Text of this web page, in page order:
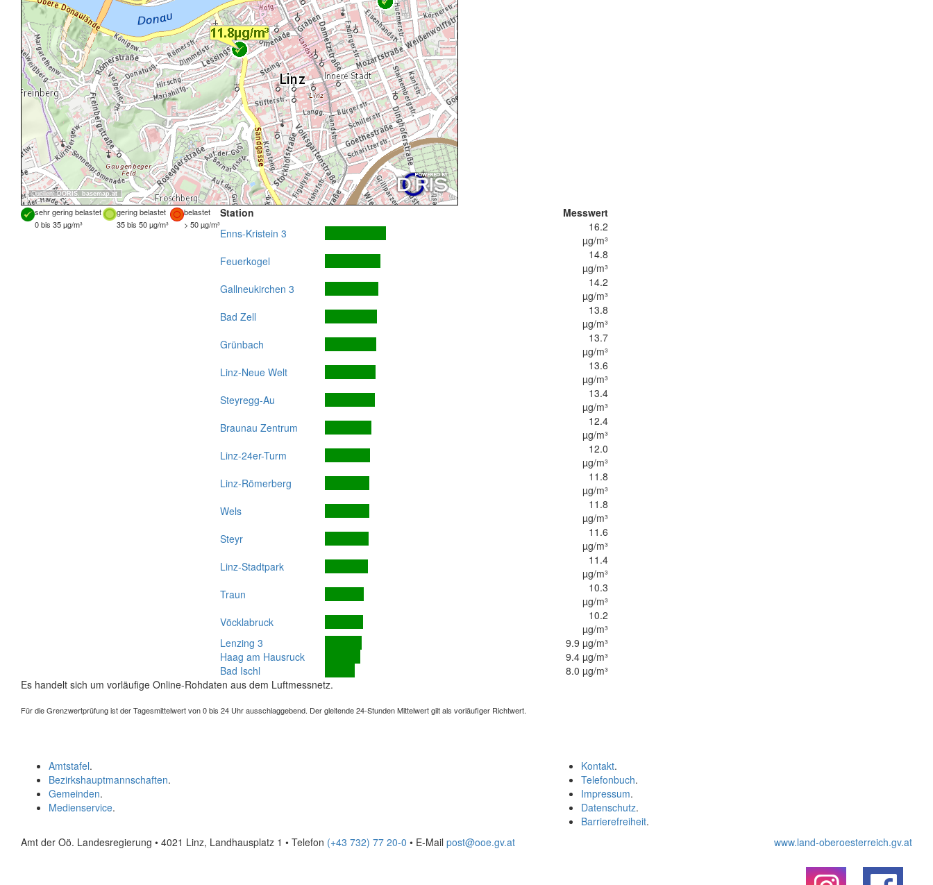
Quellen:DORIS, basemap.at
sehr gering belastet gering belastet
belastet
0 bis 35 µg/m³
35 bis 50 µg/m³ > 50 µg/m³
Station
Messwert
Enns-Kristein 3
16.2
µg/m³
Feuerkogel
14.8
µg/m³
Gallneukirchen 3
14.2
µg/m³
Bad Zell
13.8
µg/m³
Grünbach
13.7
µg/m³
Linz-Neue Welt
13.6
µg/m³
Steyregg-Au
13.4
µg/m³
Braunau Zentrum
12.4
µg/m³
Linz-24er-Turm
12.0
µg/m³
Linz-Römerberg
11.8
µg/m³
Wels
11.8
µg/m³
Steyr
11.6
µg/m³
Linz-Stadtpark
11.4
µg/m³
Traun
10.3
µg/m³
Vöcklabruck
10.2
µg/m³
Lenzing 3
9.9 µg/m³
Haag am Hausruck
9.4 µg/m³
Bad Ischl
8.0 µg/m³
Es handelt sich um vorläufige Online-Rohdaten aus dem Luftmessnetz.
Für die Grenzwertprüfung ist der Tagesmittelwert von 0 bis 24 Uhr ausschlaggebend. Der gleitende 24-Stunden Mittelwert gilt als vorläufiger Richtwert.
Kontakt.
Telefonbuch.
Impressum.
Datenschutz.
Barrierefreiheit.
Amtstafel.
Bezirkshauptmannschaften.
Gemeinden.
Medienservice.
Amt der Oö. Landesregierung • 4021 Linz, Landhausplatz 1 • Telefon (+43 732) 77 20-0 • E-Mail post@ooe.gv.at www.land-oberoesterreich.gv.at